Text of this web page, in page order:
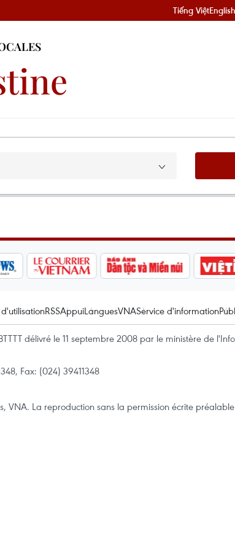
Tiếng ViệtEnglish
RSSAppuiLanguesVNAService d'information
délivré le 11 septembre 2008 par le ministère de
Fax: (024) 39411348
VNA. La reproduction sans la permission écrite